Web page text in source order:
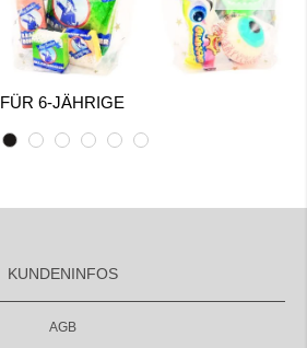
FÜR 6-JÄHRIGE
KUNDENINFOS
AGB